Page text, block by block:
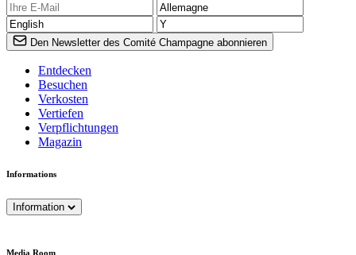
Den Newsletter des Comité Champagne abonnieren
Entdecken
Besuchen
Verkosten
Vertiefen
Verpflichtungen
Magazin
Informations
Information
Media Room